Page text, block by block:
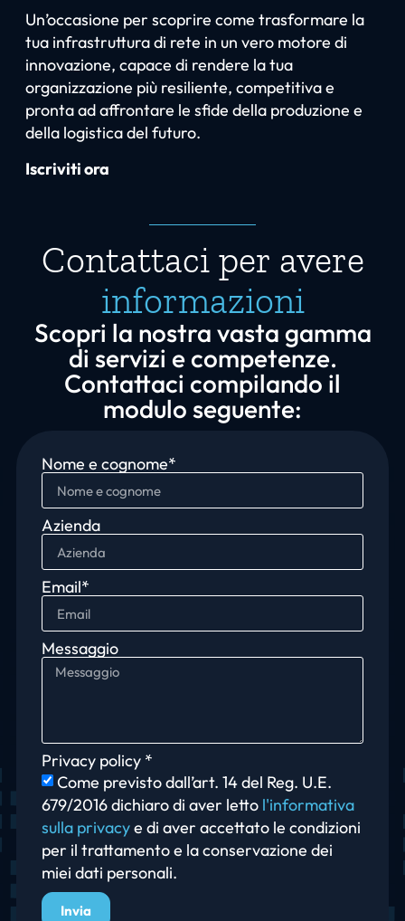
Un’occasione per scoprire come trasformare la
tua infrastruttura di rete in un vero motore di
innovazione, capace di rendere la tua
organizzazione più resiliente, competitiva e
pronta ad affrontare le sfide della produzione e
della logistica del futuro.
Iscriviti ora
Contattaci per avere
informazioni
Scopri la nostra vasta gamma
di servizi e competenze.
Contattaci compilando il
modulo seguente:
Nome e cognome*
Azienda
Email*
Messaggio
Privacy policy *
Come previsto dall’art. 14 del Reg. U.E.
679/2016 dichiaro di aver letto l'informativa
sulla privacye di aver accettato le condizioni
per il trattamento e la conservazione dei
miei dati personali.
Invia